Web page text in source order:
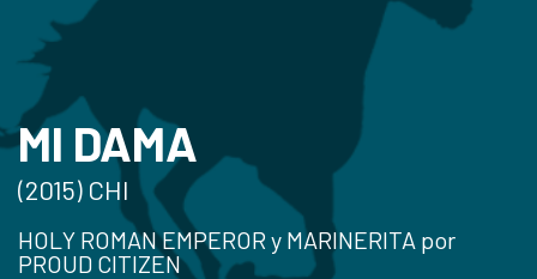
MI DAMA
(2015) CHI
HOLY ROMAN EMPEROR y MARINERITA por
PROUD CITIZEN